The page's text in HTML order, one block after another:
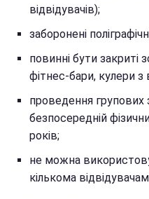
відвідувачів);
заборонені
повинні бути закриті
фітнес-бари, кулери з
проведення групових
безпосередній
років;
не можна
кількома